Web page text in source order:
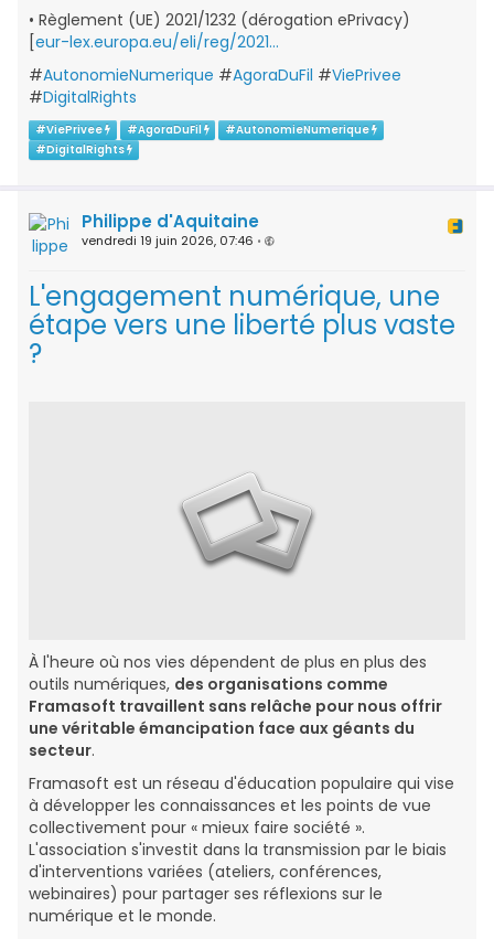
• Règlement (UE) 2021/1232 (dérogation ePrivacy)
[eur-lex.europa.eu/eli/reg/2021…
#AutonomieNumerique #AgoraDuFil #ViePrivee
#DigitalRights
#ViePrivee #AgoraDuFil #AutonomieNumerique
#DigitalRights
Philippe d'Aquitaine
vendredi 19 juin 2026, 07:46 •
L'engagement numérique, une
étape vers une liberté plus vaste
?
À l'heure où nos vies dépendent de plus en plus des
outils numériques, des organisations comme
Framasoft travaillent sans relâche pour nous offrir
une véritable émancipation face aux géants du
secteur.
Framasoft est un réseau d'éducation populaire qui vise
à développer les connaissances et les points de vue
collectivement pour « mieux faire société ».
L'association s'investit dans la transmission par le biais
d'interventions variées (ateliers, conférences,
webinaires) pour partager ses réflexions sur le
numérique et le monde.